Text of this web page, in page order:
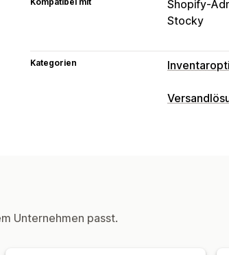
Shopify-
Stocky
Kategorien
Unternehmen passt.